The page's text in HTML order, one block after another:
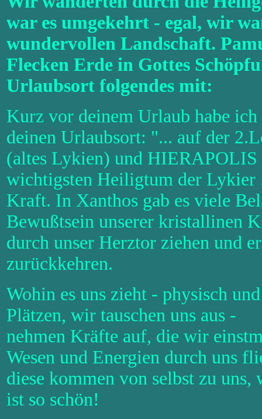
war es umgekehrt - egal, wir
wundervollen Landschaft.
Flecken Erde in Gottes
Urlaubsort folgendes mit:
Kurz vor deinem Urlaub habe
deinen Urlaubsort: "... auf der
(altes Lykien) und
wichtigsten Heiligtum der Lykier
Kraft. In Xanthos gab es viele
Bewußtsein unserer kristallinen
durch unser Herztor ziehen und
zurückkehren.
Wohin es uns zieht - physisch
Plätzen, wir tauschen uns aus -
nehmen Kräfte auf, die wir
Wesen und Energien durch uns
diese kommen von selbst zu
ist so schön!